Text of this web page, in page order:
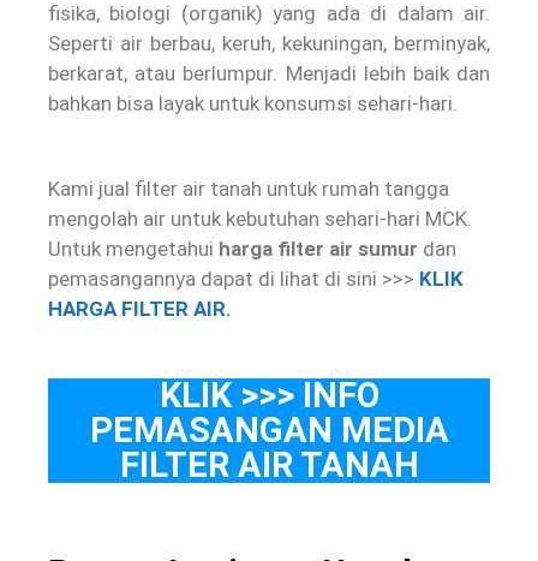
fisika, biologi (organik) yang ada di dalam air.
Seperti air berbau, keruh, kekuningan, berminyak,
berkarat, atau berlumpur. Menjadi lebih baik dan
bahkan bisa layak untuk konsumsi sehari-hari.
Kami jual filter air tanah untuk rumah tangga
mengolah air untuk kebutuhan sehari-hari MCK.
Untuk mengetahui harga filter air sumur dan
pemasangannya dapat di lihat di sini >>> KLIK
HARGA FILTER AIR.
KLIK >>> INFO
PEMASANGAN MEDIA
FILTER AIR TANAH